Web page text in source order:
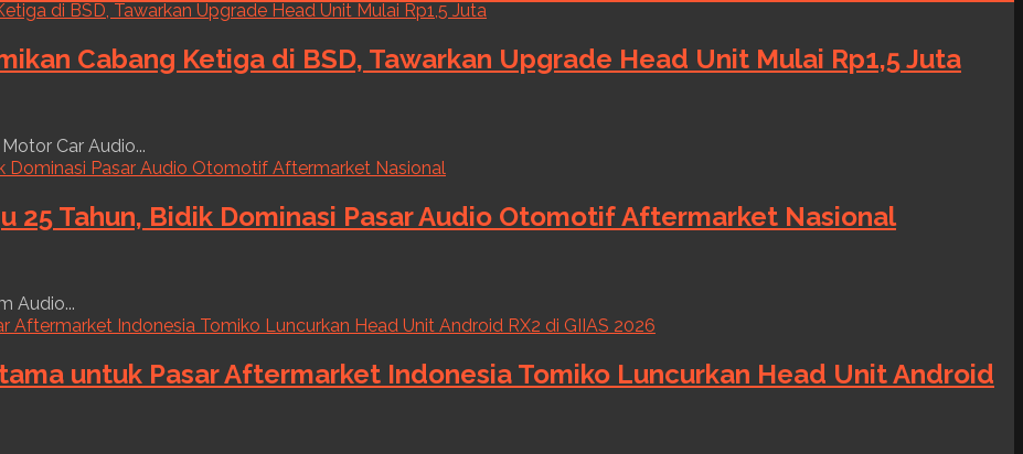
Cabang Ketiga di BSD, Tawarkan Upgrade Head Unit Mulai Rp1,5 Juta
Car Audio...
25 Tahun, Bidik Dominasi Pasar Audio Otomotif Aftermarket Nasional
Audio...
untuk Pasar Aftermarket Indonesia Tomiko Luncurkan Head Unit Android